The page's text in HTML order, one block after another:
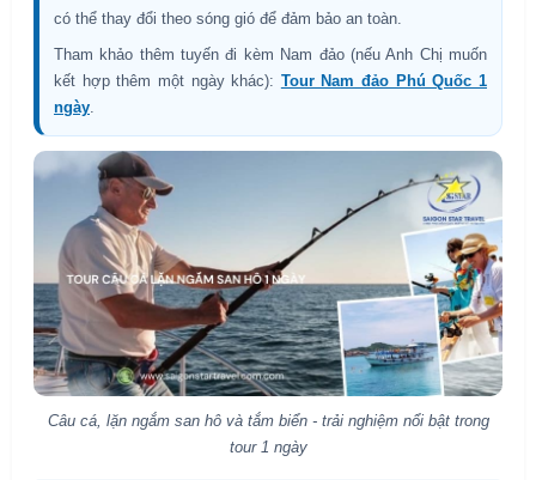
có thể thay đổi theo sóng gió để đảm bảo an toàn.
Tham khảo thêm tuyến đi kèm Nam đảo (nếu Anh Chị muốn
kết hợp thêm một ngày khác): Tour Nam đảo Phú Quốc 1
ngày
Câu cá, lặn ngắm san hô và tắm biển - trải nghiệm nổi bật trong
tour 1 ngày